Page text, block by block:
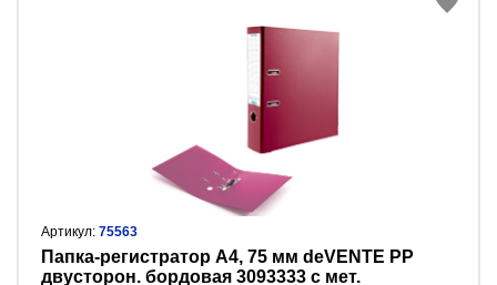
Артикул: 75563
Пaпка-регистратор А4, 75 мм deVENTE PP
двусторон. бордовая 3093333 с мет.